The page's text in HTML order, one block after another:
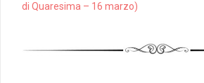
di Quaresima – 16 marzo)